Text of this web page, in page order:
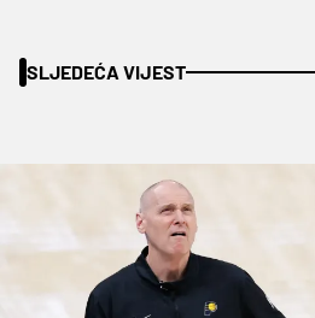
SLJEDEĆA VIJEST